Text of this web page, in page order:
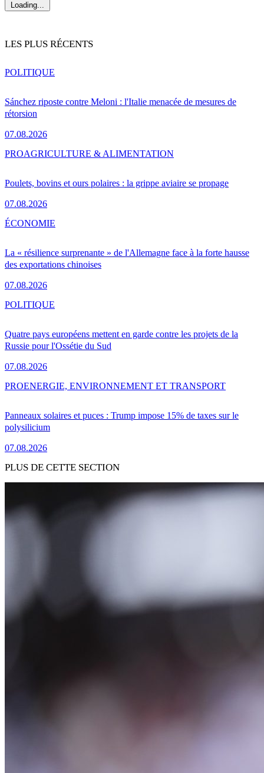
Loading...
LES PLUS RÉCENTS
Sánchez riposte contre Meloni : l'Italie menacée de mesures de
rétorsion
07.08.2026
POLITIQUE
Poulets, bovins et ours polaires : la grippe aviaire se propage
07.08.2026
PROAGRICULTURE & ALIMENTATION
La « résilience surprenante » de l'Allemagne face à la forte hausse
des exportations chinoises
07.08.2026
ÉCONOMIE
Quatre pays européens mettent en garde contre les projets de la
Russie pour l'Ossétie du Sud
07.08.2026
POLITIQUE
Panneaux solaires et puces : Trump impose 15% de taxes sur le
polysilicium
07.08.2026
PROENERGIE, ENVIRONNEMENT ET TRANSPORT
PLUS DE CETTE SECTION